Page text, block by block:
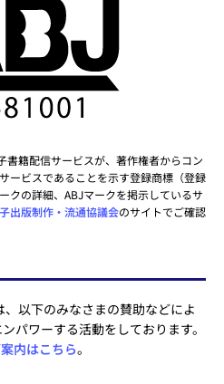
書籍配信サービスが、著作権者からコン
ービスであることを示す登録商標（登録
クの詳細、ABJマークを掲示しているサ
出版制作・流通協議会のサイトでご確認
以下のみなさまの賛助などによ
パワーする活動をしております。
内はこちら。